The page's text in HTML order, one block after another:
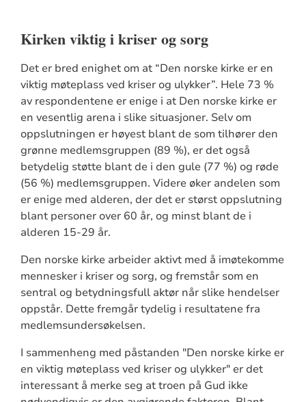
Kirken viktig i kriser og sorg
Det er bred enighet om at “Den norske kirke er en
viktig møteplass ved kriser og ulykker”. Hele 73 %
av respondentene er enige i at Den norske kirke er
en vesentlig arena i slike situasjoner. Selv om
oppslutningen er høyest blant de som tilhører den
grønne medlemsgruppen (89 %), er det også
betydelig støtte blant de i den gule (77 %) og røde
(56 %) medlemsgruppen. Videre øker andelen som
er enige med alderen, der det er størst oppslutning
blant personer over 60 år, og minst blant de i
alderen 15-29 år.
Den norske kirke arbeider aktivt med å imøtekomme
mennesker i kriser og sorg, og fremstår som en
sentral og betydningsfull aktør når slike hendelser
oppstår. Dette fremgår tydelig i resultatene fra
medlemsundersøkelsen.
I sammenheng med påstanden "Den norske kirke er
en viktig møteplass ved kriser og ulykker" er det
interessant å merke seg at troen på Gud ikke